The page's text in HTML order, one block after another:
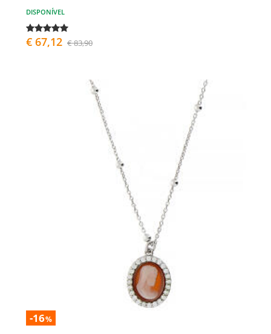
DISPONÍVEL
€ 67,12 € 83,90
-16%